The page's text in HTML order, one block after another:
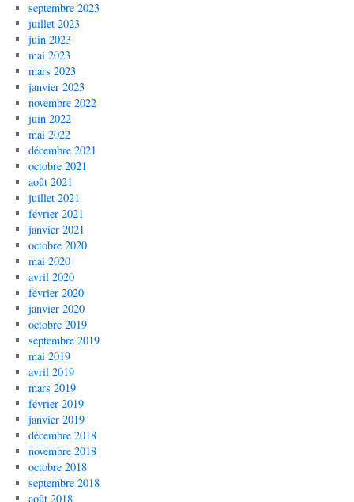
septembre 2023
juillet 2023
juin 2023
mai 2023
mars 2023
janvier 2023
novembre 2022
juin 2022
mai 2022
décembre 2021
octobre 2021
août 2021
juillet 2021
février 2021
janvier 2021
octobre 2020
mai 2020
avril 2020
février 2020
janvier 2020
octobre 2019
septembre 2019
mai 2019
avril 2019
mars 2019
février 2019
janvier 2019
décembre 2018
novembre 2018
octobre 2018
septembre 2018
août 2018